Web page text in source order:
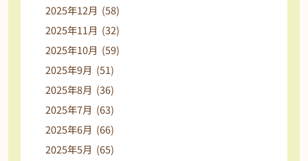
2025年12月 (58)
2025年11月 (32)
2025年10月 (59)
2025年9月 (51)
2025年8月 (36)
2025年7月 (63)
2025年6月 (66)
2025年5月 (65)